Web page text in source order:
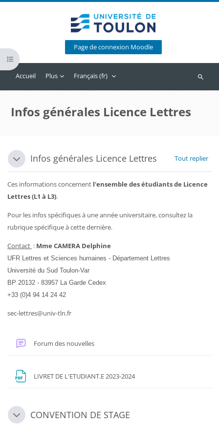
Page de connexion Moodle
Accueil Plus Français ‎(fr)‎
Ouvrir l’index du cours
Infos générales Licence Lettres
Blocs
Résumé de section
ReplierInfos générales Licence Lettres Tout replier
Ces informations concernent l'ensemble des étudiants de Licence
Lettres (L1 à L3).
Pour les infos spécifiques à une année universitaire, consultez la
rubrique spécifique à cette dernière.
Contact : Mme CAMERA Delphine
UFR Lettres et Sciences humaines - Département Lettres
Université du Sud Toulon-Var
BP 20132 - 83957 La Garde Cedex
+33 (0)4 94 14 24 42
sec-lettres@univ-tln.fr
Forum des nouvelles
LIVRET DE L'ETUDIANT.E 2023-2024
ReplierCONVENTION DE STAGE